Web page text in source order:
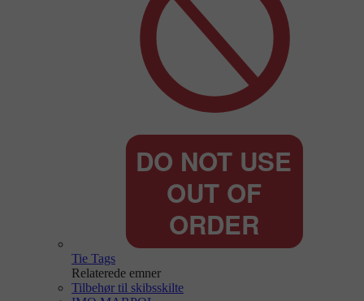
Tie Tags
Relaterede emner
Tilbehør til skibsskilte